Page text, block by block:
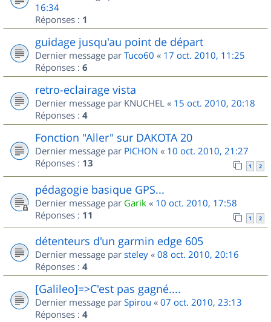
16:34
Réponses : 1
guidage jusqu'au point de départ
Dernier message par Tuco60 « 17 oct. 2010, 11:25
Réponses : 6
retro-eclairage vista
Dernier message par KNUCHEL « 15 oct. 2010, 20:18
Réponses : 4
Fonction "Aller" sur DAKOTA 20
Dernier message par PICHON « 10 oct. 2010, 21:27
Réponses : 13 1 2
pédagogie basique GPS...
Dernier message par Garik « 10 oct. 2010, 17:58
Réponses : 11 1 2
détenteurs d'un garmin edge 605
Dernier message par steley « 08 oct. 2010, 20:16
Réponses : 4
[Galileo]=>C'est pas gagné....
Dernier message par Spirou « 07 oct. 2010, 23:13
Réponses : 4